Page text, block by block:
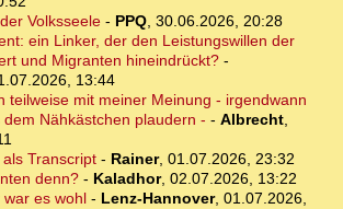
Volksseele- PPQ, 30.06.2026, 20:28
ein Linker, der den Leistungswillen der
und Migranten hineindrückt? -
13:44
teilweise mit meiner Meinung - irgendwann
Nähkästchen plaudern - - Albrecht,
Transcript- Rainer, 01.07.2026, 23:32
denn?- Kaladhor, 02.07.2026, 13:22
war es wohl- Lenz-Hannover, 01.07.2026,